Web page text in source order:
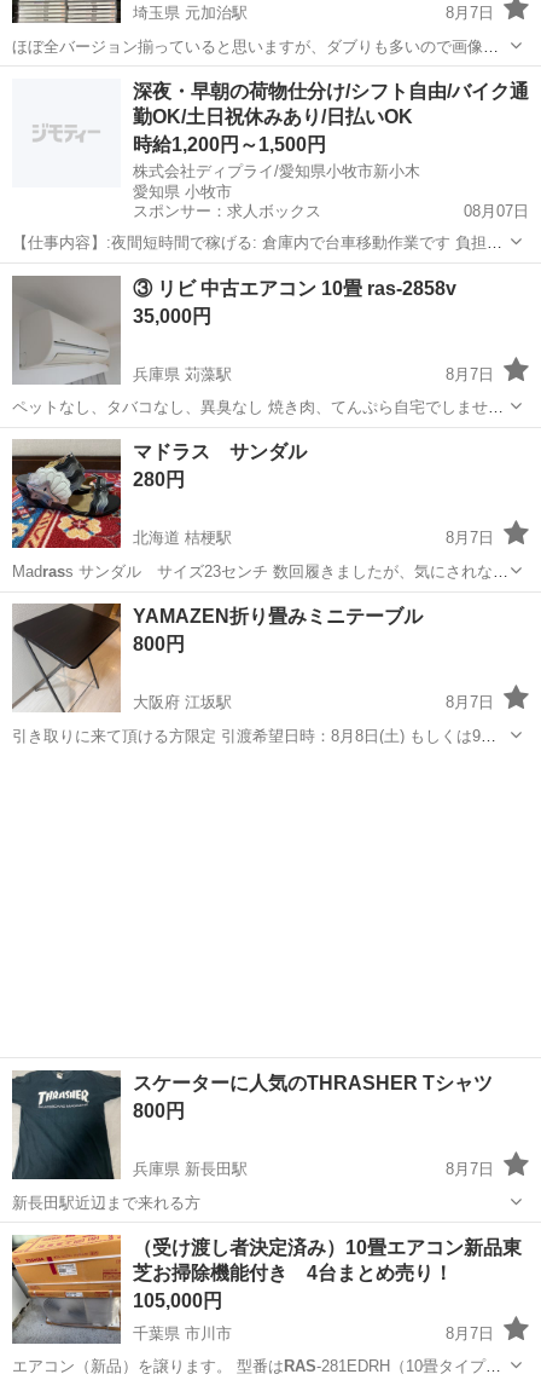
埼玉県 元加治駅
8月7日
ほぼ全バージョン揃っていると思いますが、ダブりも多いので画像に
てご確認下さい。特にTimerとOVERTUREは8枚あります。 No.9
Snowman ACT SENSE period Hameln contrastはタイ...
飯能市 元加治駅 CD Snowman
深夜・早朝の荷物仕分け/シフト自由/バイク通
勤OK/土日祝休みあり/日払いOK
時給1,200円～1,500円
株式会社ディプライ/愛知県小牧市新小木
愛知県 小牧市
スポンサー：求人ボックス
08月07日
【仕事内容】:夜間短時間で稼げる: 倉庫内で台車移動作業です 負担少
なく安心して働けます! <こんな方におすすめ> ⏩夜間時間を活用した
い方 ⏩モクモク作業が好きな方 ⏩副業と両立したい方 <お仕事の魅力
> 深夜時給1500円で稼...
アルバイト・パート
③ リビ 中古エアコン 10畳 ras-2858v
35,000円
兵庫県 苅藻駅
8月7日
ペットなし、タバコなし、異臭なし 焼き肉、てんぷら自宅でしませ
ん。 冷暖房問題なし 取り外し工事も落札者様で御願い致します。 普
通のマンションです。室外機はベランダにあり、安全帯とかも必要な
いです。 複数同時購入大歓迎です...
兵庫 神戸市 苅藻駅 季節、空調家電
マドラス サンダル
280円
北海道 桔梗駅
8月7日
Madrass サンダル サイズ23センチ 数回履きましたが、気にされない
方に。 ヒールの高さ6.5センチ 左足のかかとが当たる部分が皮が剥が
れていますので お安くします。
北海道 函館市 靴
YAMAZEN折り畳みミニテーブル
800円
大阪府 江坂駅
8月7日
引き取りに来て頂ける方限定 引渡希望日時：8月8日(土) もしくは9日
スケーターに人気のTHRASHER Tシャツ
800円
兵庫県 新長田駅
8月7日
新長田駅近辺まで来れる方
兵庫 神戸市 新長田駅 Tシャツ
（受け渡し者決定済み）10畳エアコン新品東
芝お掃除機能付き 4台まとめ売り！
105,000円
千葉県 市川市
8月7日
エアコン（新品）を譲ります。 型番は RAS-281EDRH（10畳タイプ）